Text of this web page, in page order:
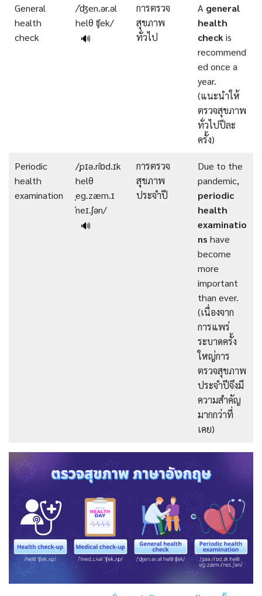
General
health
check
/ˈʤen.ər.əl
helθ ʧek/
🔊
การตรวจ
สุขภาพ
ทั่วไป
A general
health
check is
recommend
ed once a
year.
(แนะนำให้
ตรวจสุขภาพ
ทั่วไปปีละ
ครั้ง)
Periodic
health
examination
/ˌpɪə.riˈɒd.ɪk
helθ
ˌeg.zæm.ɪ
ˈneɪ.ʃən/
🔊
การตรวจ
สุขภาพ
ประจำปี
Due to the
pandemic,
periodic
health
examinatio
ns have
become
more
important
than ever.
(เนื่องจาก
การแพร่
ระบาดครั้ง
ใหญ่การ
ตรวจสุขภาพ
ประจำปีจึงมี
ความสำคัญ
มากกว่าที่
เคย)